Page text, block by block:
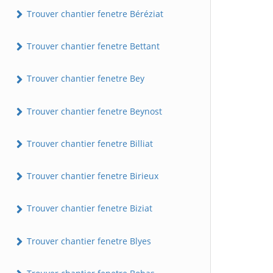
Trouver chantier fenetre Béréziat
Trouver chantier fenetre Bettant
Trouver chantier fenetre Bey
Trouver chantier fenetre Beynost
Trouver chantier fenetre Billiat
Trouver chantier fenetre Birieux
Trouver chantier fenetre Biziat
Trouver chantier fenetre Blyes